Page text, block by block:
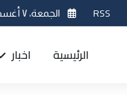
RSS الجمعة، ٧ أغسطس 2026
الرئيسية اخبار